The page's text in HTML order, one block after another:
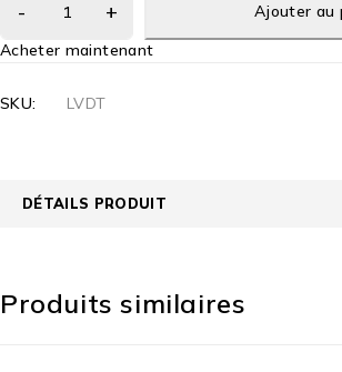
Ajouter au
Acheter maintenant
SKU: LVDT
DÉTAILS PRODUIT
Produits similaires